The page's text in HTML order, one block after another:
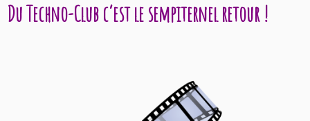
Du Techno-Club c’est le sempiternel retour !